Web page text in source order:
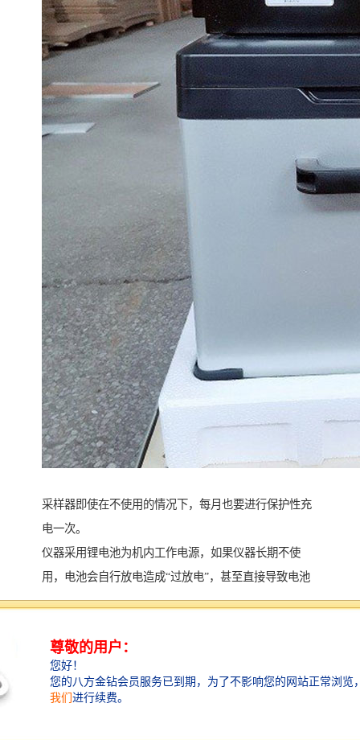
采样器即使在不使用的情况下，每月也要进行保护性充
电一次。
仪器采用锂电池为机内工作电源，如果仪器长期不使
用，电池会自行放电造成“过放电”，甚至直接导致电池
损坏或报废，出现无 ** 常采样工作。